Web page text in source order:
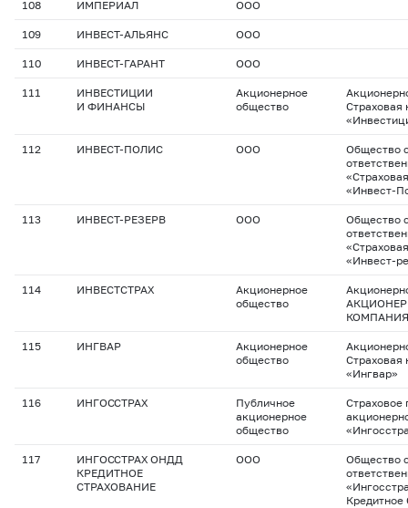
108 ИМПЕРИАЛ ООО
109 ИНВЕСТ-АЛЬЯНС ООО
110 ИНВЕСТ-ГАРАНТ ООО
111
ИНВЕСТИЦИИ
И ФИНАНСЫ
Акционерное
общество
Страховая
112 ИНВЕСТ-ПОЛИС ООО
Общество
«Инвест-
113 ИНВЕСТ-РЕЗЕРВ ООО
Общество
«Инвест-
114 ИНВЕСТСТРАХ
Акционерное
общество
КОМПАНИЯ
115 ИНГВАР
Акционерное
общество
Страховая
«Ингвар»
116 ИНГОССТРАХ
Публичное
акционерное
общество
Страховое
117
ИНГОССТРАХ ОНДД
КРЕДИТНОЕ
СТРАХОВАНИЕ
ООО
Общество
Кредитное